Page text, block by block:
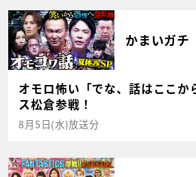
かまいガチ
オモロ怖い「でな、話はここか
ス松倉参戦！
8月5日(水)放送分